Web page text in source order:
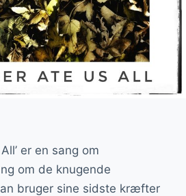
er en sang om
om de knugende
bruger sine sidste kræfter